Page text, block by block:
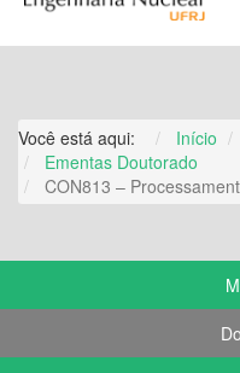
Você está aqui: Início
Ementas Doutorado
CON813 –